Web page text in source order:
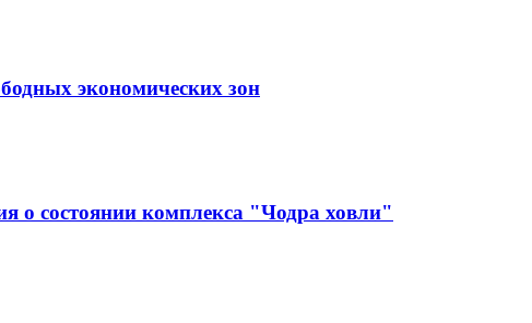
экономических зон
о состоянии комплекса "Чодра ховли"